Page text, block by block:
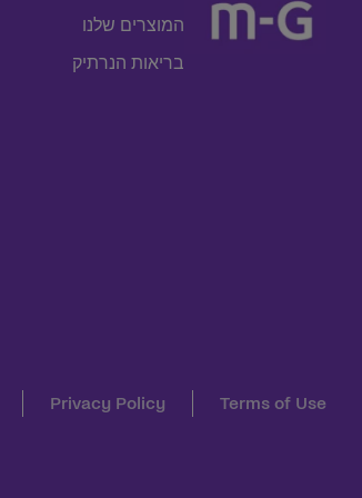
המוצרים שלנו
בריאות הנרתיק
Terms of Use
Privacy Policy